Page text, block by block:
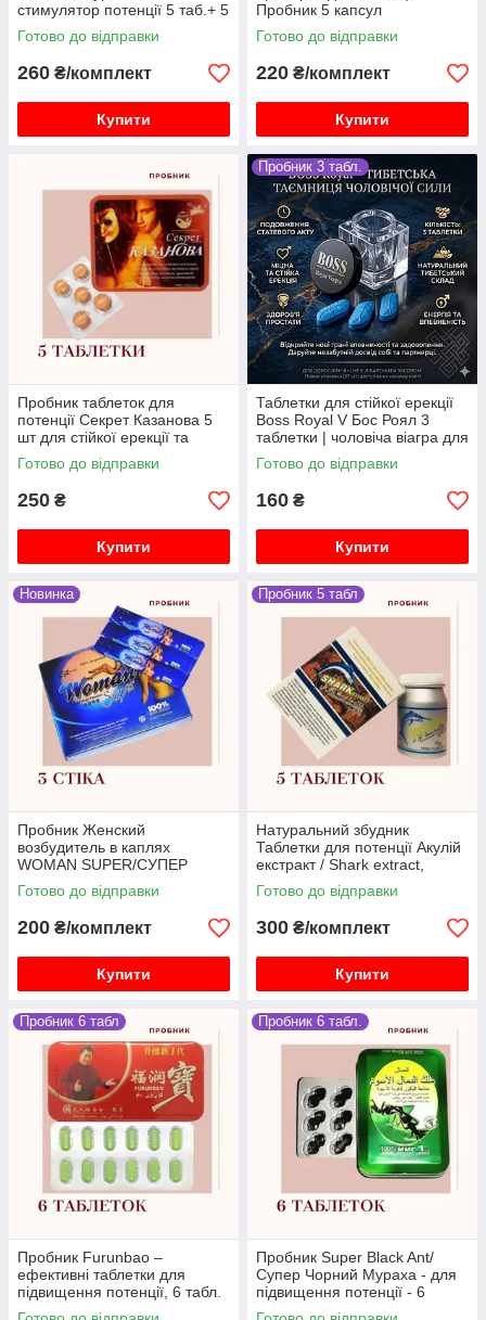
стимулятор потенції 5 таб.+ 5
вітамінів
Готово до відправки
260 ₴/комплект
Купити
Пробник 5 капсул
Готово до відправки
220 ₴/комплект
Купити
Пробник таблеток для
потенції Секрет Казанова 5
шт для стійкої ерекції та
витривалості
Готово до відправки
250 ₴
Купити
Пробник 3 табл.
Таблетки для стійкої ерекції
Boss Royal V Бос Роял 3
таблетки | чоловіча віагра для
підтримки потенції
Готово до відправки
160 ₴
Купити
Новинка
Пробник Женский
возбудитель в каплях
WOMAN SUPER/СУПЕР
ЖЕНЩИНА - 3 стіка
Готово до відправки
200 ₴/комплект
Купити
Пробник 5 табл
Натуральний збудник
Таблетки для потенції Акулій
екстракт / Shark extract,
Пробник 5 таблеток
Готово до відправки
300 ₴/комплект
Купити
Пробник 6 табл
Пробник Furunbao –
ефективні таблетки для
підвищення потенції, 6 табл.
Пробник 6 табл.
Пробник Super Black Ant/
Супер Чорний Мураха - для
підвищення потенції - 6
таблеток